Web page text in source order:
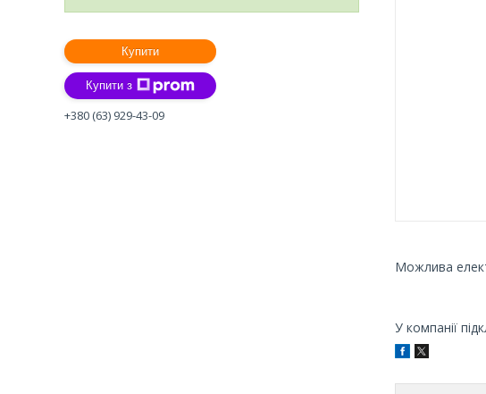
У компанії
Купити
Купити з
+380 (63) 929-43-09